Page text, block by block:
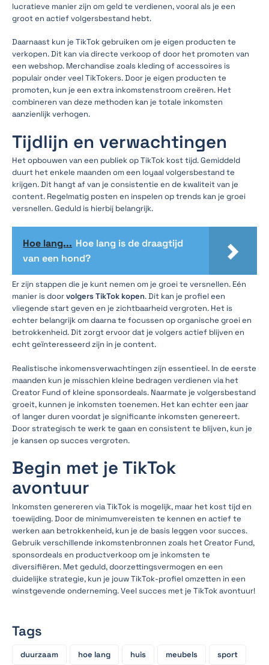
lucratieve manier zijn om geld te verdienen, vooral als je een
groot en actief volgersbestand hebt.
Daarnaast kun je TikTok gebruiken om je eigen producten te
verkopen. Dit kan via directe verkoop of door het promoten van
een webshop. Merchandise zoals kleding of accessoires is
populair onder veel TikTokers. Door je eigen producten te
promoten, kun je een extra inkomstenstroom creëren. Het
combineren van deze methoden kan je totale inkomsten
aanzienlijk verhogen.
Tijdlijn en verwachtingen
Het opbouwen van een publiek op TikTok kost tijd. Gemiddeld
duurt het enkele maanden om een loyaal volgersbestand te
krijgen. Dit hangt af van je consistentie en de kwaliteit van je
content. Regelmatig posten en inspelen op trends kan je groei
versnellen. Geduld is hierbij belangrijk.
Hoe lang... Hoe lang is de draagtijd
van een hond?
Er zijn stappen die je kunt nemen om je groei te versnellen. Eén
manier is doorvolgers TikTok kopen. Dit kan je profiel een
vliegende start geven en je zichtbaarheid vergroten. Het is
echter belangrijk om daarna te focussen op organische groei en
betrokkenheid. Dit zorgt ervoor dat je volgers actief blijven en
echt geïnteresseerd zijn in je content.
Realistische inkomensverwachtingen zijn essentieel. In de eerste
maanden kun je misschien kleine bedragen verdienen via het
Creator Fund of kleine sponsordeals. Naarmate je volgersbestand
groeit, kunnen je inkomsten toenemen. Het kan echter een jaar
of langer duren voordat je significante inkomsten genereert.
Door strategisch te werk te gaan en consistent te blijven, kun je
je kansen op succes vergroten.
Begin met je TikTok
avontuur
Inkomsten genereren via TikTok is mogelijk, maar het kost tijd en
toewijding. Door de minimumvereisten te kennen en actief te
werken aan betrokkenheid, kun je de basis leggen voor succes.
Gebruik verschillende inkomstenbronnen zoals het Creator Fund,
sponsordeals en productverkoop om je inkomsten te
diversifiëren. Met geduld, doorzettingsvermogen en een
duidelijke strategie, kun je jouw TikTok-profiel omzetten in een
winstgevende onderneming. Veel succes met je TikTok avontuur!
Tags
duurzaam hoe lang huis meubels sport